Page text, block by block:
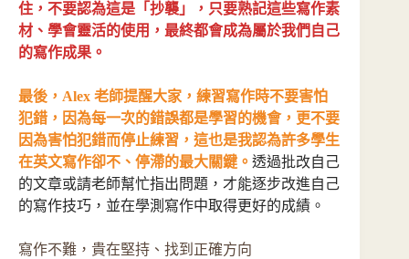
住，不要認為這是「抄襲」，只要熟記這些寫作素
材、學會靈活的使用，最終都會成為屬於我們自己
的寫作成果。
最後，Alex 老師提醒大家，練習寫作時不要害怕
犯錯，因為每一次的錯誤都是學習的機會，更不要
因為害怕犯錯而停止練習，這也是我認為許多學生
在英文寫作卻不、停滯的最大關鍵。 透過批改自己
的文章或請老師幫忙指出問題，才能逐步改進自己
的寫作技巧，並在學測寫作中取得更好的成績。
寫作不難，貴在堅持、找到正確方向